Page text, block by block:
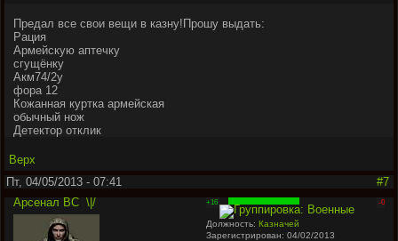
Предал все свои вещи в казну!Прошу выдать:
Рация
Армейскую аптечку
сгущёнку
Акм74/2у
фора 12
Кожанная куртка армейская
обычный нож
Детектор отклик
Верх
Пт, 04/05/2013 - 07:41
#7
Арсенал ВС \|/ +16 -0
Должность:Казначей
Зарегистрирован: 04/02/2013